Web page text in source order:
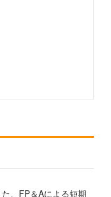
、FP＆Aによる短期